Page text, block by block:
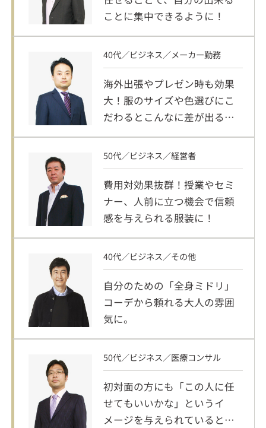
ことに集中できるように！
40代／ビジネス／メーカー勤務
海外出張やプレゼン時も効果
大！服のサイズや色選びにこ
だわるとこんなに差が出るな
んて！
50代／ビジネス／経営者
費用対効果抜群！授業やセミ
ナー、人前に立つ機会で信頼
感を与えられる服装に！
40代／ビジネス／その他
自分のための「全身ミドリ」
コーデから頼れる大人の雰囲
気に。
50代／ビジネス／医療コンサル
初対面の方にも「この人に任
せてもいいかな」というイ
メージを与えられていると実